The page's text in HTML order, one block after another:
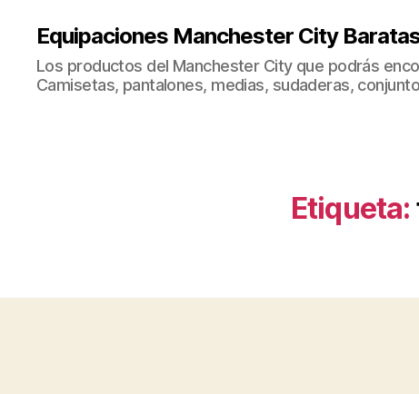
Equipaciones Manchester City
Los productos del Manchester City que podrás
Camisetas, pantalones, medias, sudaderas,
Etiqueta: